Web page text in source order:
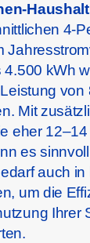
Haushalt
4-
4.500 kWh
von
Mit
eher
es
auch in
um die
Ihrer